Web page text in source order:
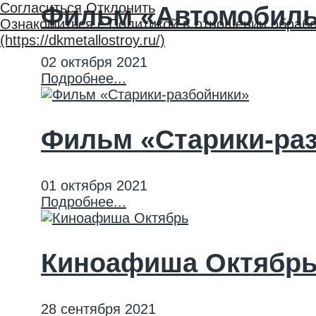
Фильм
02 октября 2021
Подробнее...
Фильм «Старики-
01 октября 2021
Подробнее...
Киноафиша Октябрь
28 сентября 2021
Согласиться Отклонить
Ознакомиться с Политикой в отношении
(https://dkmetallostroy.ru/)